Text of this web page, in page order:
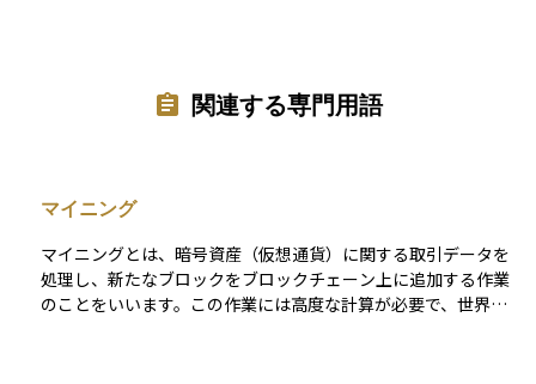
関連する専門用語
マイニング
マイニングとは、暗号資産（仮想通貨）に関する取引データを
処理し、新たなブロックをブロックチェーン上に追加する作業
のことをいいます。この作業には高度な計算が必要で、世界中